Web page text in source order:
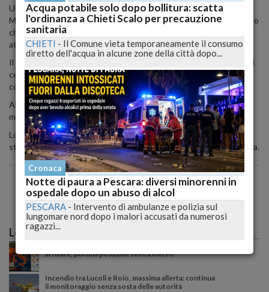
Un ucraino di 33 anni, A.U., e' stato arrestato dai carabinieri, a
Montesilvano (Pescara) dopo aver rubato 23 confezioni di shampoo
che probabilmente avrebbe utilizzato per acquistare droga
attraverso uno baratto, trattandosi di un tossicodipendente.
Il furto e' avvenuto in un negozio cinese che si trova all'interno del
centro commerciale Cormorano. Il ladro e' stato scoperto dalla
commerciante, dopo aver infilato la merce rubata in uno zaino.
All'arrivo sul posto i carabinieri hanno recuperato e restituito la
merce.
Lo straniero, che non sarebbe nuovo ad episodi del genere nello
stesso negozio, e' in camera di sicurezza in attesa della direttissima.
Le più lette
arrivare, poi una possibile svolta meteo
Incendio tra Lucoli e Roio, massima allerta: continua
il monitoraggio senza sosta delle autorità
Acqua potabile solo dopo bollitura: scatta
l'ordinanza a Chieti Scalo per precauzione
sanitaria
CHIETI - Il Comune vieta temporaneamente il consumo
diretto dell'acqua in alcune zone della città dopo...
Cronaca
Notte di paura a Pescara: diversi minorenni in
ospedale dopo un abuso di alcol
PESCARA - Intervento di ambulanze e polizia sul
lungomare nord dopo i malori accusati da numerosi
ragazzi...